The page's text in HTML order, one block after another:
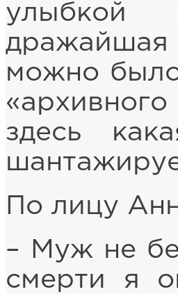
улыбкой
можно
здесь
По лицу
– Муж не
смерти я